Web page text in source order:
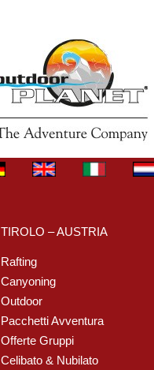
TIROLO – AUSTRIA
Rafting
Canyoning
Outdoor
Pacchetti Avventura
Offerte Gruppi
Celibato & Nubilato